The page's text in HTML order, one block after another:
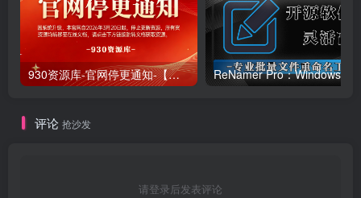
930资源库-官网停更通知-【换在线文档更新-每日更新】
评论 抢沙发
请登录后发表评论